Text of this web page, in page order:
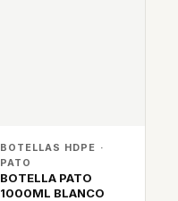
BOTELLAS HDPE ·
PATO
BOTELLA PATO
1000ML BLANCO